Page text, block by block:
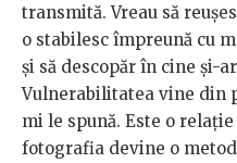
transmită. Vreau să
o stabilesc împreună cu
și să descopăr în cine și-
Vulnerabilitatea vine din
mi le spună. Este o
fotografia devine o